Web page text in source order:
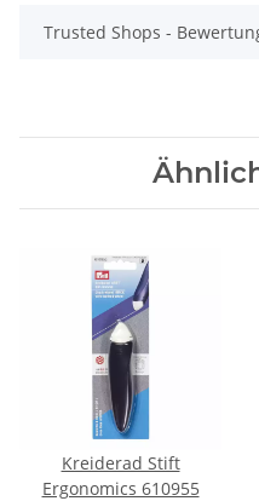
Trusted Shops -
Kreiderad Stift
Ergonomics 610955